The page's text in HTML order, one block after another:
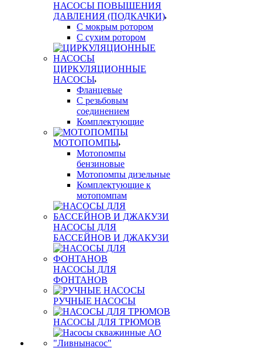
НАСОСЫ ПОВЫШЕНИЯ
ДАВЛЕНИЯ (ПОДКАЧКИ)
С мокрым ротором
С сухим ротором
ЦИРКУЛЯЦИОННЫЕ
НАСОСЫ
Фланцевые
С резьбовым
соединением
Комплектующие
МОТОПОМПЫ
Мотопомпы
бензиновые
Мотопомпы дизельные
Комплектующие к
мотопомпам
НАСОСЫ ДЛЯ
БАССЕЙНОВ И ДЖАКУЗИ
НАСОСЫ ДЛЯ
ФОНТАНОВ
РУЧНЫЕ НАСОСЫ
НАСОСЫ ДЛЯ ТРЮМОВ